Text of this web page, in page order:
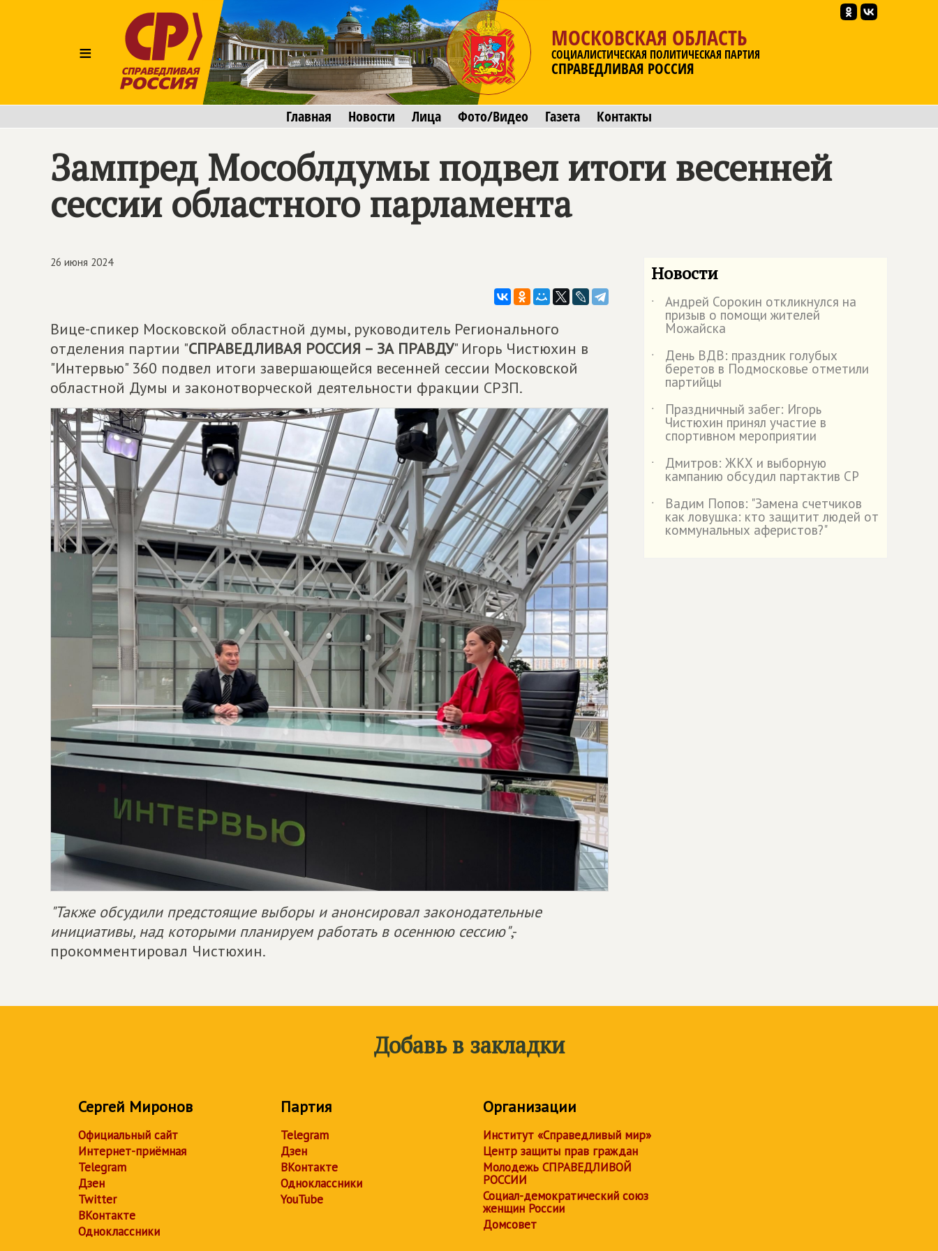
≡
МОСКОВСКАЯ ОБЛАСТЬ
СОЦИАЛИСТИЧЕСКАЯ ПОЛИТИЧЕСКАЯ ПАРТИЯ
СПРАВЕДЛИВАЯ РОССИЯ
Главная Новости Лица Фото/Видео Газета Контакты
Зампред Мособлдумы подвел итоги весенней
сессии областного парламента
26 июня 2024
Вице-спикер Московской областной думы, руководитель Регионального
отделения партии "СПРАВЕДЛИВАЯ РОССИЯ – ЗА ПРАВДУ" Игорь Чистюхин в
"Интервью" 360 подвел итоги завершающейся весенней сессии Московской
областной Думы и законотворческой деятельности фракции СРЗП.
"Также обсудили предстоящие выборы и анонсировал законодательные
инициативы, над которыми планируем работать в осеннюю сессию",-
прокомментировал Чистюхин.
Новости
˙ Андрей Сорокин откликнулся на
призыв о помощи жителей
Можайска
˙
День ВДВ: праздник голубых
беретов в Подмосковье отметили
партийцы
˙
Праздничный забег: Игорь
Чистюхин принял участие в
спортивном мероприятии
˙
Дмитров: ЖКХ и выборную
кампанию обсудил партактив СР
˙
Вадим Попов: "Замена счетчиков
как ловушка: кто защитит людей от
коммунальных аферистов?"
Добавь в закладки
Сергей Миронов
Официальный сайт
Интернет-приёмная
Telegram
Дзен
Twitter
ВКонтакте
Одноклассники
Партия
Telegram
Дзен
ВКонтакте
Одноклассники
YouTube
Организации
Институт «Справедливый мир»
Центр защиты прав граждан
Молодежь СПРАВЕДЛИВОЙ
РОССИИ
Социал-демократический союз
женщин России
Домсовет